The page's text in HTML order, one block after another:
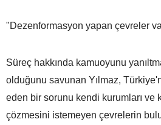
"Dezenformasyon yapan çevreler
Süreç hakkında kamuoyunu
olduğunu savunan Yılmaz,
eden bir sorunu kendi kurumları ve
çözmesini istemeyen çevrelerin